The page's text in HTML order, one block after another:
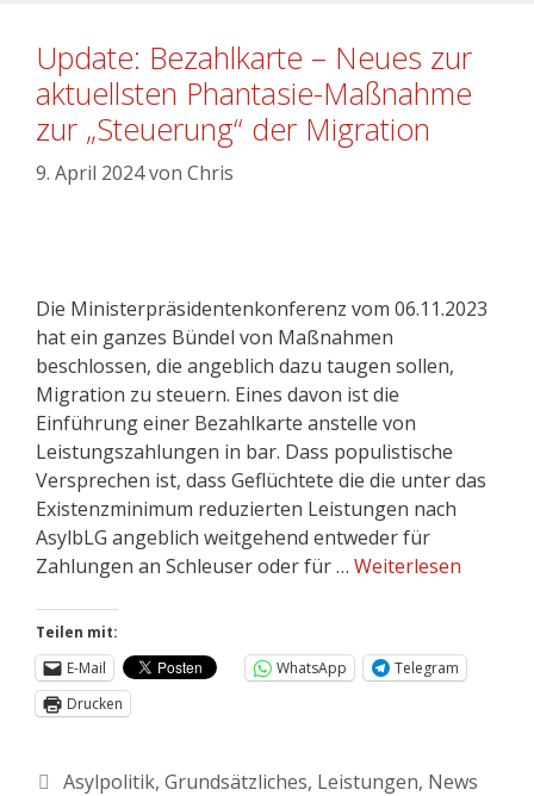
Update: Bezahlkarte – Neues zur
aktuellsten Phantasie-Maßnahme
zur „Steuerung“ der Migration
9. April 2024von Chris
Die Ministerpräsidentenkonferenz vom 06.11.2023
hat ein ganzes Bündel von Maßnahmen
beschlossen, die angeblich dazu taugen sollen,
Migration zu steuern. Eines davon ist die
Einführung einer Bezahlkarte anstelle von
Leistungszahlungen in bar. Dass populistische
Versprechen ist, dass Geflüchtete die die unter das
Existenzminimum reduzierten Leistungen nach
AsylbLG angeblich weitgehend entweder für
Zahlungen an Schleuser oder für … Weiterlesen
Teilen mit:
E-Mail
WhatsApp
Telegram
Drucken
Asylpolitik, Grundsätzliches, Leistungen, News